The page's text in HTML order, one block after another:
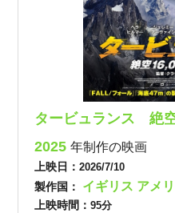
タービュランス 絶
2025年制作の映画
上映日：2026/7/10
製作国： イギリス アメ
上映時間：95分